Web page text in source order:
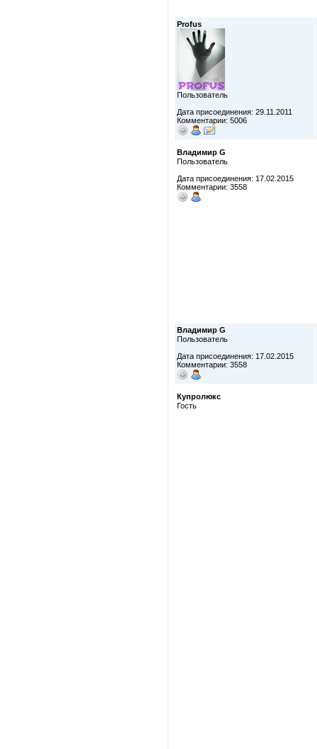
Profus
Пользователь
Дата присоединения: 29.11.2011
Комментарии: 5006
Владимир G
Пользователь
Дата присоединения: 17.02.2015
Комментарии: 3558
Владимир G
Пользователь
Дата присоединения: 17.02.2015
Комментарии: 3558
Купролюкс
Гость